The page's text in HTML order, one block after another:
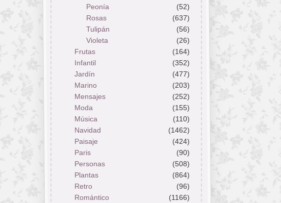
Peonía
(52)
Rosas
(637)
Tulipán
(56)
Violeta
(26)
Frutas
(164)
Infantil
(352)
Jardín
(477)
Marino
(203)
Mensajes
(252)
Moda
(155)
Música
(110)
Navidad
(1462)
Paisaje
(424)
Paris
(90)
Personas
(508)
Plantas
(864)
Retro
(96)
Romántico
(1166)